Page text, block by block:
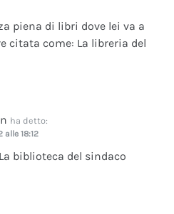
piena di libri dove lei va a
citata come: La libreria del
ha detto:
alle 18:12
biblioteca del sindaco